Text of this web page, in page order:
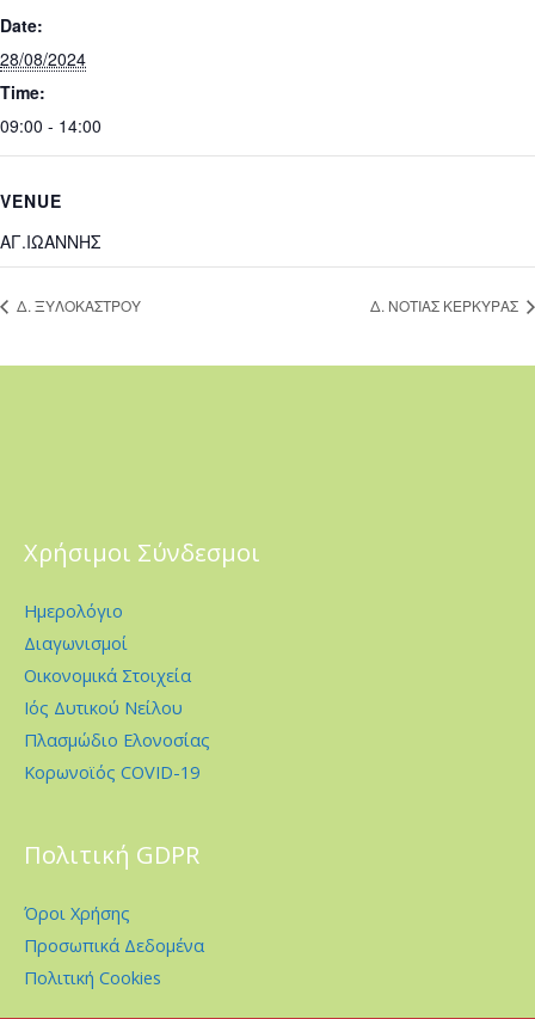
Date:
28/08/2024
Time:
09:00 - 14:00
VENUE
ΑΓ.ΙΩΑΝΝΗΣ
Δ. ΞΥΛΟΚΑΣΤΡΟΥ Δ. ΝΟΤΙΑΣ ΚΕΡΚΥΡΑΣ
Χρήσιμοι Σύνδεσμοι
Ημερολόγιο
Διαγωνισμοί
Οικονομικά Στοιχεία
Ιός Δυτικού Νείλου
Πλασμώδιο Ελονοσίας
Κορωνοϊός COVID-19
Πολιτική GDPR
Όροι Χρήσης
Προσωπικά Δεδομένα
Πολιτική Cookies